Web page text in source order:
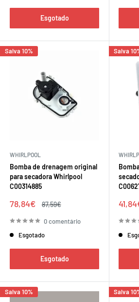
Esgotado
Salva 10%
WHIRLPOOL
Bomba de drenagem original
para secadora Whirlpool
C00314885
Preço
venda
78,84€
Preço
87,59€
0 comentário
Esgotado
Esgotado
Salva
Salva 10% Salva